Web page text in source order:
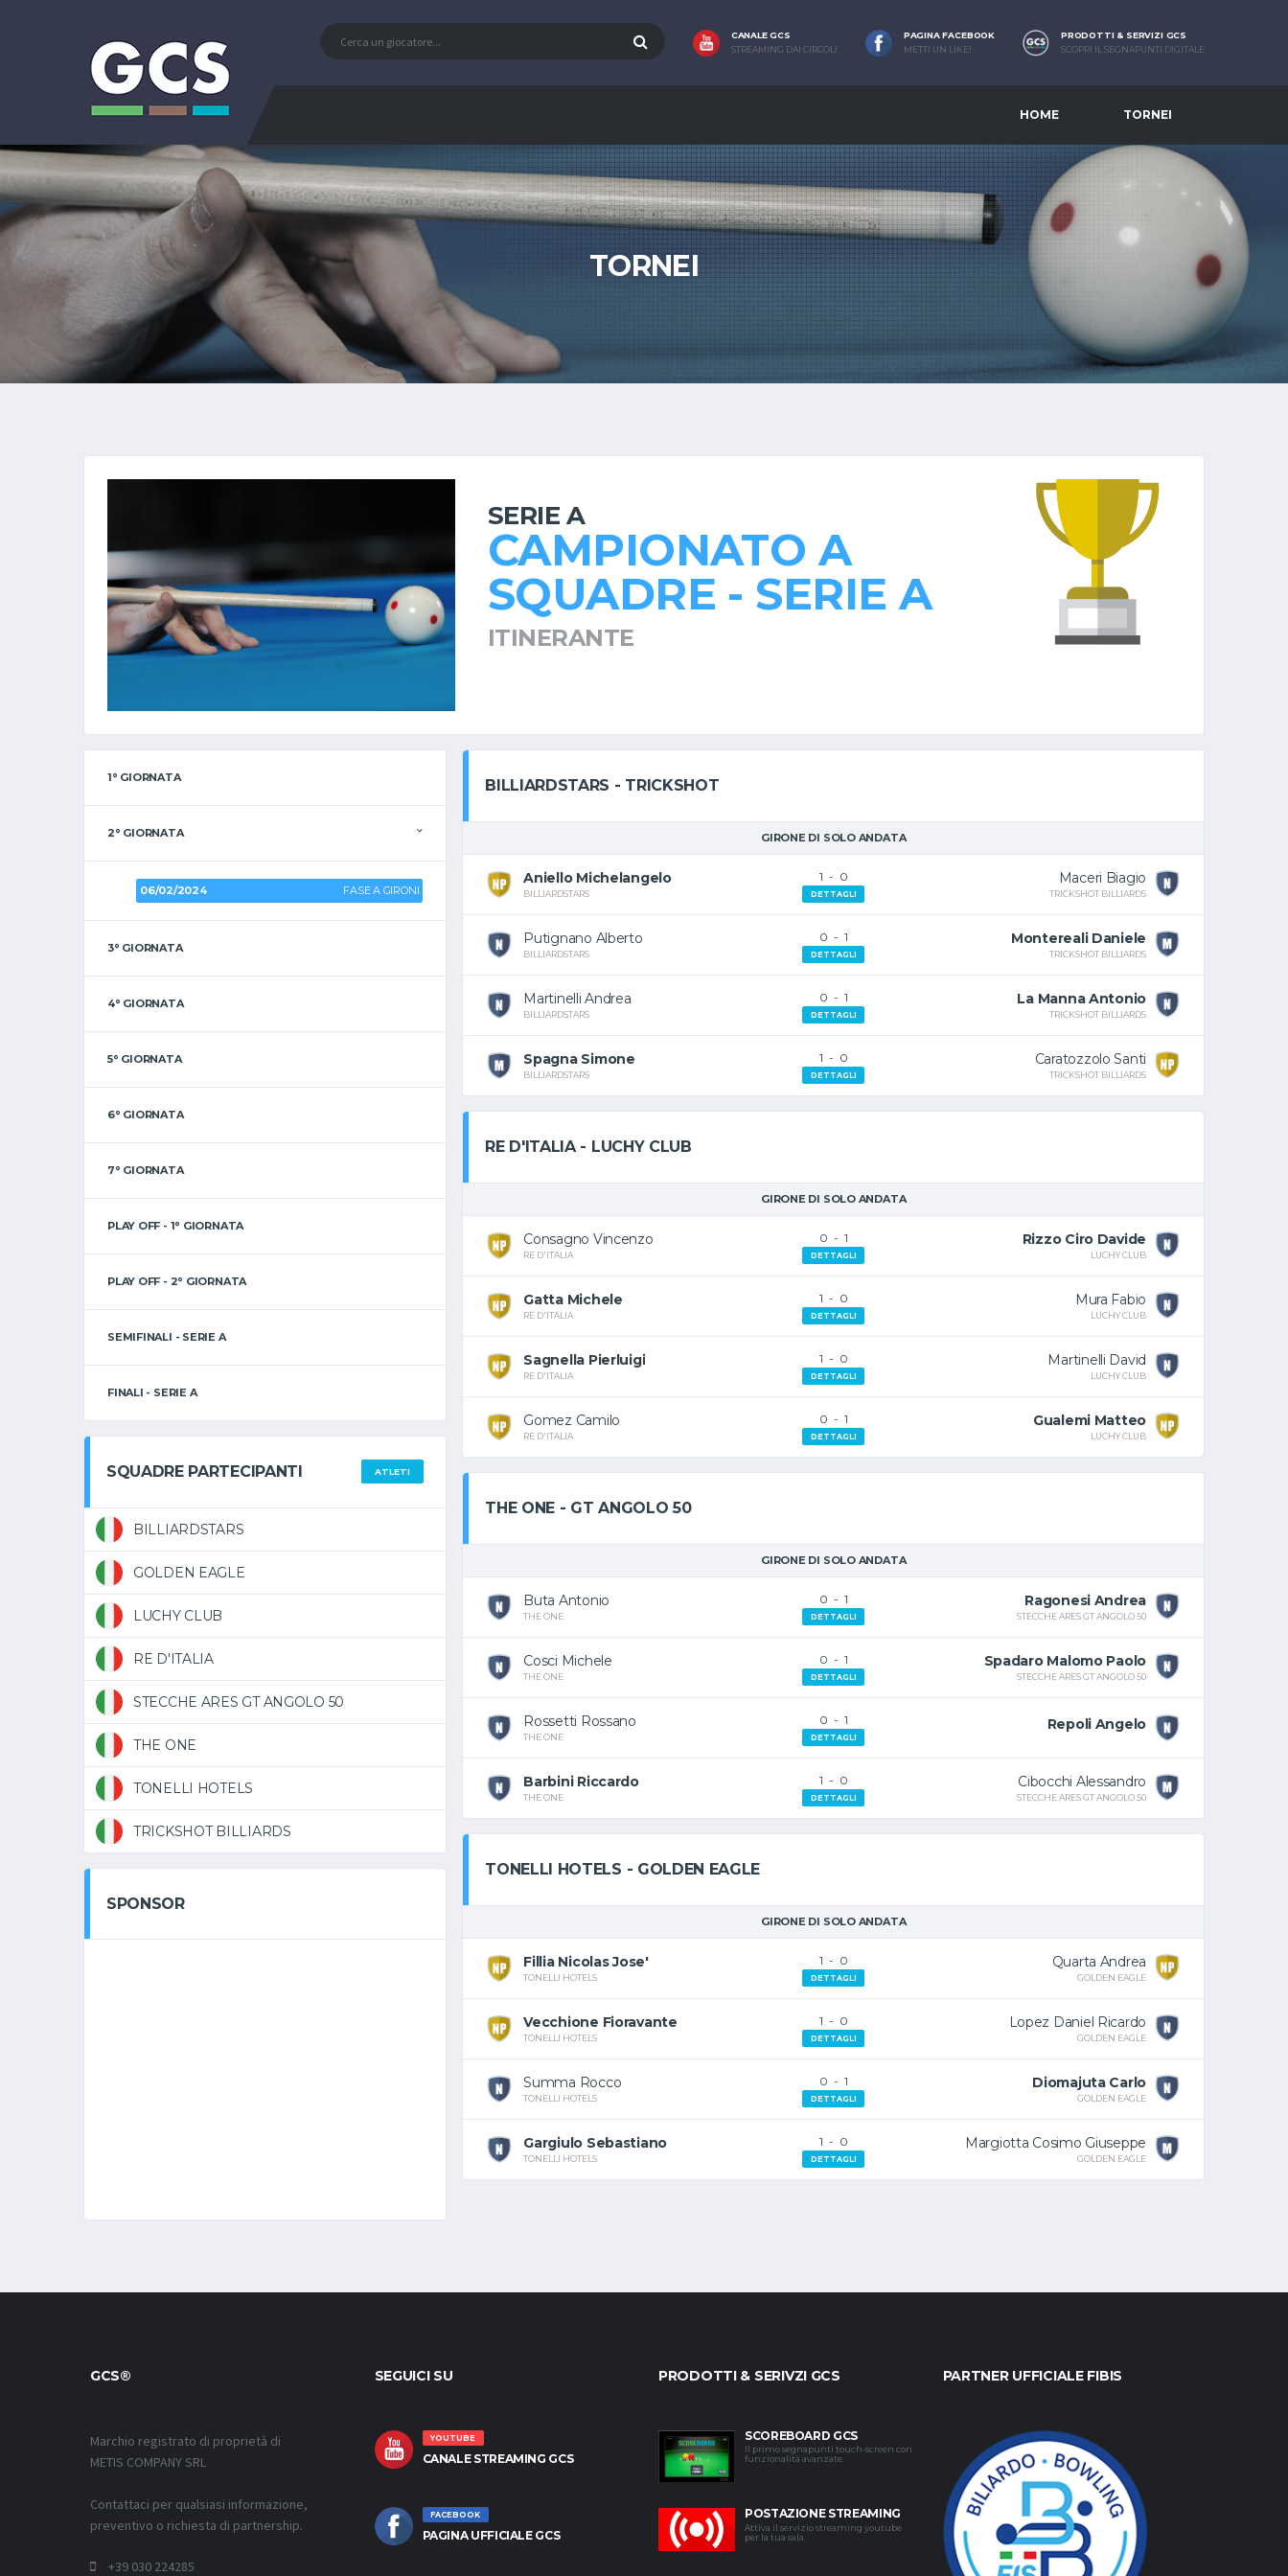
CANALE GCS
STREAMING DAI CIRCOLI
PAGINA FACEBOOK
METTI UN LIKE!
PRODOTTI & SERVIZI GCS
SCOPRI IL SEGNAPUNTI DIGITALE
HOME TORNEI
TORNEI
SERIE A
CAMPIONATO A
SQUADRE - SERIE A
ITINERANTE
1° GIORNATA
2° GIORNATA
06/02/2024 FASE A GIRONI
3° GIORNATA
4° GIORNATA
5° GIORNATA
6° GIORNATA
7° GIORNATA
PLAY OFF - 1° GIORNATA
PLAY OFF - 2° GIORNATA
SEMIFINALI - SERIE A
FINALI - SERIE A
SQUADRE PARTECIPANTI ATLETI
BILLIARDSTARS
GOLDEN EAGLE
LUCHY CLUB
RE D'ITALIA
STECCHE ARES GT ANGOLO 50
THE ONE
TONELLI HOTELS
TRICKSHOT BILLIARDS
SPONSOR
BILLIARDSTARS - TRICKSHOT
GIRONE DI SOLO ANDATA
Aniello Michelangelo
BILLIARDSTARS
1 - 0
DETTAGLI
Maceri Biagio
TRICKSHOT BILLIARDS
Putignano Alberto
BILLIARDSTARS
0 - 1
DETTAGLI
Montereali Daniele
TRICKSHOT BILLIARDS
Martinelli Andrea
BILLIARDSTARS
0 - 1
DETTAGLI
La Manna Antonio
TRICKSHOT BILLIARDS
Spagna Simone
BILLIARDSTARS
1 - 0
DETTAGLI
Caratozzolo Santi
TRICKSHOT BILLIARDS
RE D'ITALIA - LUCHY CLUB
GIRONE DI SOLO ANDATA
Consagno Vincenzo
RE D'ITALIA
0 - 1
DETTAGLI
Rizzo Ciro Davide
LUCHY CLUB
Gatta Michele
RE D'ITALIA
1 - 0
DETTAGLI
Mura Fabio
LUCHY CLUB
Sagnella Pierluigi
RE D'ITALIA
1 - 0
DETTAGLI
Martinelli David
LUCHY CLUB
Gomez Camilo
RE D'ITALIA
0 - 1
DETTAGLI
Gualemi Matteo
LUCHY CLUB
THE ONE - GT ANGOLO 50
GIRONE DI SOLO ANDATA
Buta Antonio
THE ONE
0 - 1
DETTAGLI
Ragonesi Andrea
STECCHE ARES GT ANGOLO 50
Cosci Michele
THE ONE
0 - 1
DETTAGLI
Spadaro Malomo Paolo
STECCHE ARES GT ANGOLO 50
Rossetti Rossano
THE ONE
0 - 1
DETTAGLI
Repoli Angelo
Barbini Riccardo
THE ONE
1 - 0
DETTAGLI
Cibocchi Alessandro
STECCHE ARES GT ANGOLO 50
TONELLI HOTELS - GOLDEN EAGLE
GIRONE DI SOLO ANDATA
Fillia Nicolas Jose'
TONELLI HOTELS
1 - 0
DETTAGLI
Quarta Andrea
GOLDEN EAGLE
Vecchione Fioravante
TONELLI HOTELS
1 - 0
DETTAGLI
Lopez Daniel Ricardo
GOLDEN EAGLE
Summa Rocco
TONELLI HOTELS
0 - 1
DETTAGLI
Diomajuta Carlo
GOLDEN EAGLE
Gargiulo Sebastiano
TONELLI HOTELS
1 - 0
DETTAGLI
Margiotta Cosimo Giuseppe
GOLDEN EAGLE
GCS®
Marchio registrato di proprietà di
METIS COMPANY SRL
Contattaci per qualsiasi informazione,
preventivo o richiesta di partnership.
+39 030 224285
SEGUICI SU
YOUTUBE
CANALE STREAMING GCS
FACEBOOK
PAGINA UFFICIALE GCS
PRODOTTI & SERIVZI GCS
SCOREBOARD GCS
Il primo segnapunti touch-screen con
funzionalità avanzate.
POSTAZIONE STREAMING
Attiva il servizio streaming youtube
per la tua sala.
PARTNER UFFICIALE FIBIS